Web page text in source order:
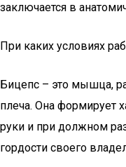
заключается в
При каких условиях
Бицепс – это мышца,
плеча. Она формирует
руки и при должном
гордости своего